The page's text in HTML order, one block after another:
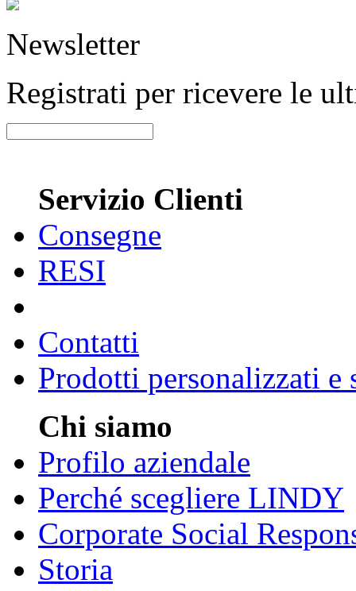
Newsletter
Registrati per ricevere le
Servizio Clienti
Consegne
RESI
Contatti
Prodotti personalizzati e
Chi siamo
Profilo aziendale
Perché scegliere LINDY
Corporate Social
Storia